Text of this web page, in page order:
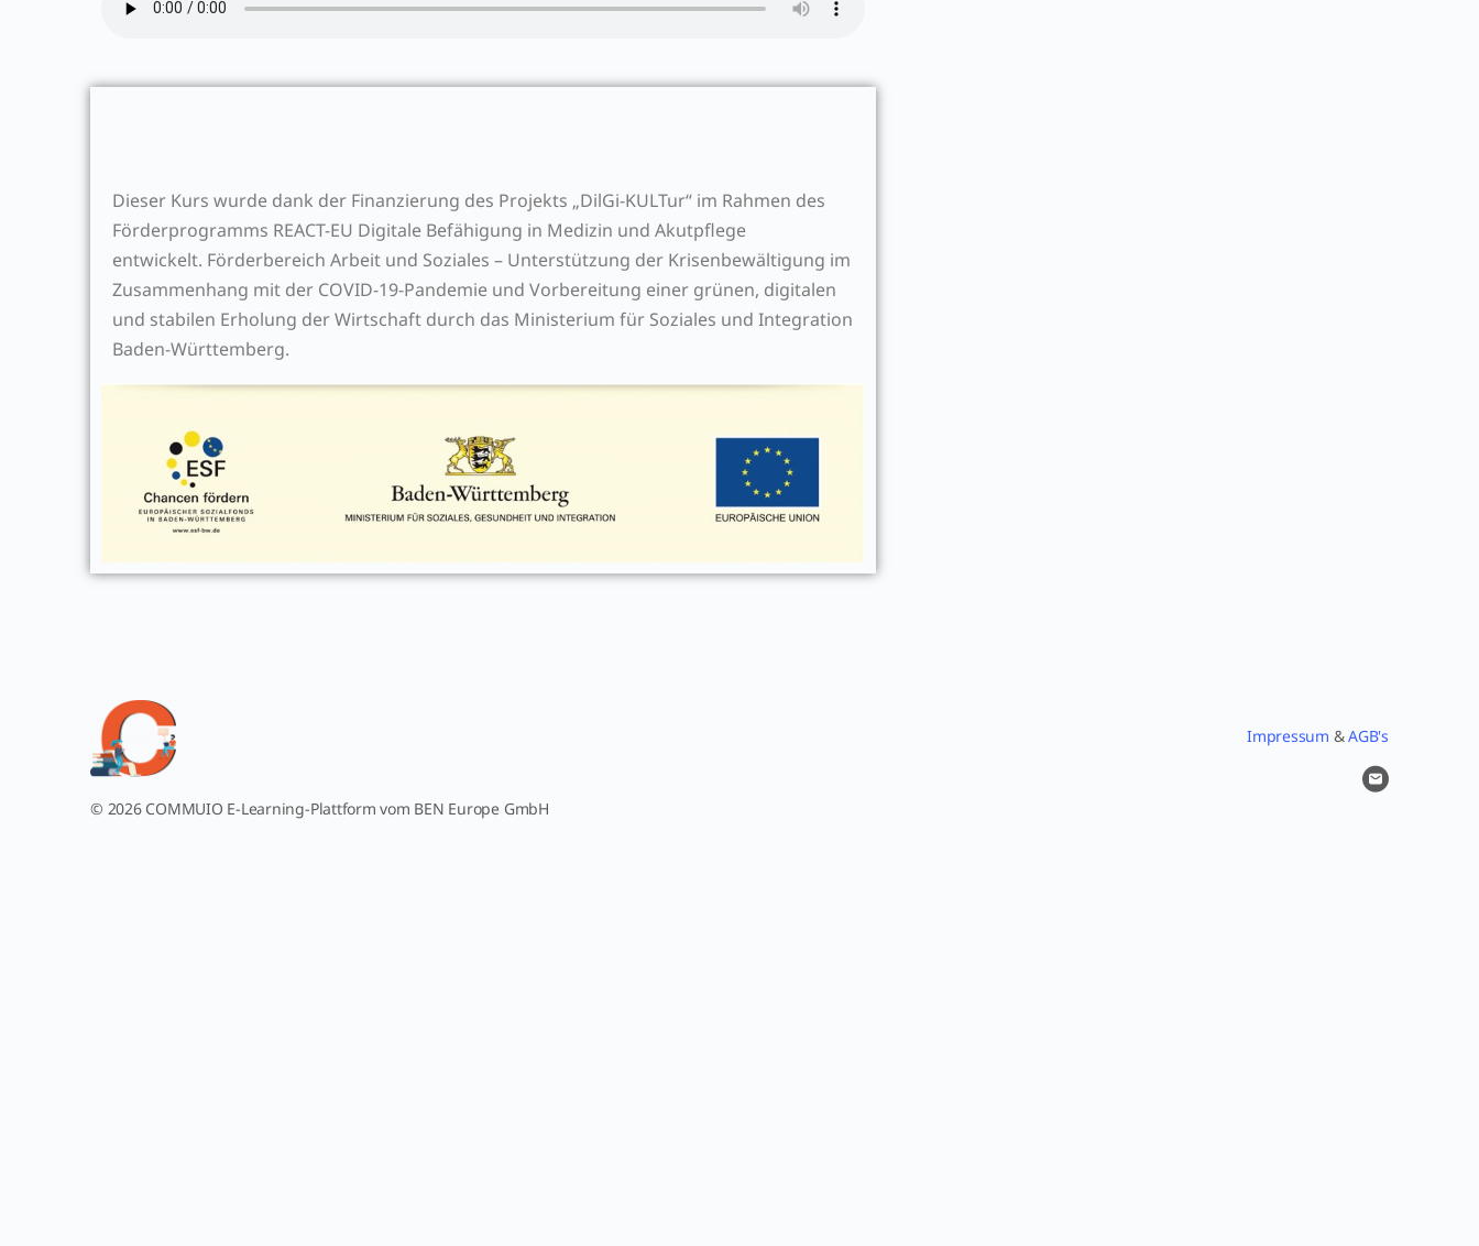
Dieser Kurs wurde dank der Finanzierung des Projekts „DilGi-KULTur“ im Rahmen des
Förderprogramms REACT-EU Digitale Befähigung in Medizin und Akutpflege
entwickelt. Förderbereich Arbeit und Soziales – Unterstützung der Krisenbewältigung im
Zusammenhang mit der COVID-19-Pandemie und Vorbereitung einer grünen, digitalen
und stabilen Erholung der Wirtschaft durch das Ministerium für Soziales und Integration
Baden-Württemberg.
© 2026 COMMUIO E-Learning-Plattform vom BEN Europe GmbH
Impressum &AGB's